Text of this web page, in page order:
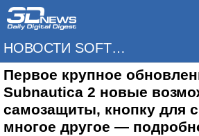
НОВОСТИ SOFTWARE
Первое крупное
Subnautica 2 новые
самозащиты, кнопку для
многое другое —